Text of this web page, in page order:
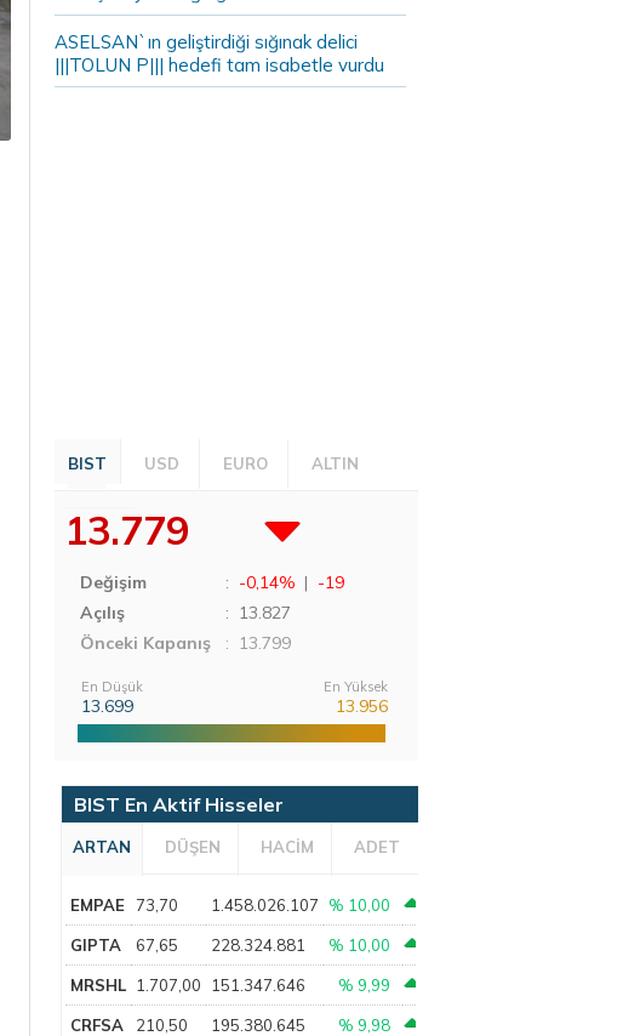
ASELSAN`ın geliştirdiği sığınak delici
|||TOLUN P||| hedefi tam isabetle vurdu
BIST USD EURO ALTIN
13.779
Değişim : -0,14% | -19
Açılış
: 13.827
Önceki Kapanış
: 13.799
En Düşük
13.699
En Yüksek
13.956
BIST En Aktif Hisseler
ARTAN DÜŞEN HACİM ADET
EMPAE 73,70 1.458.026.107 % 10,00
GIPTA 67,65 228.324.881 % 10,00
MRSHL 1.707,00 151.347.646 % 9,99
CRFSA 210,50 195.380.645 % 9,98